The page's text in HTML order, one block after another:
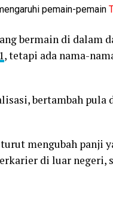
pemain-pemain
bermain di dalam
, tetapi ada nama-
bertambah pula
mengubah panji
di luar negeri,